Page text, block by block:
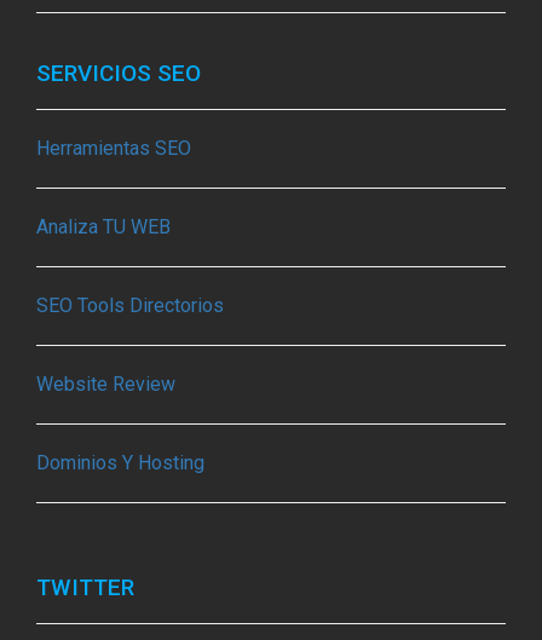
SERVICIOS SEO
Herramientas SEO
Analiza TU WEB
SEO Tools Directorios
Website Review
Dominios Y Hosting
TWITTER